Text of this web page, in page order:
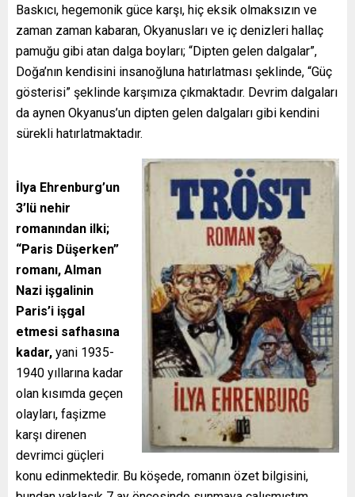
Baskıcı, hegemonik güce karşı, hiç eksik olmaksızın ve
zaman zaman kabaran, Okyanusları ve iç denizleri hallaç
pamuğu gibi atan dalga boyları; “Dipten gelen dalgalar”,
Doğa’nın kendisini insanoğluna hatırlatması şeklinde, “Güç
gösterisi” şeklinde karşımıza çıkmaktadır. Devrim dalgaları
da aynen Okyanus’un dipten gelen dalgaları gibi kendini
sürekli hatırlatmaktadır.
İlya Ehrenburg’un
3’lü nehir
romanından ilki;
“Paris Düşerken”
romanı, Alman
Nazi işgalinin
Paris’i işgal
etmesi safhasına
kadar, yani 1935-
1940 yıllarına kadar
olan kısımda geçen
olayları, faşizme
karşı direnen
devrimci güçleri
konu edinmektedir. Bu köşede, romanın özet bilgisini,